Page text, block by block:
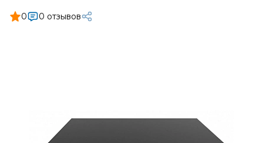
0 0 отзывов